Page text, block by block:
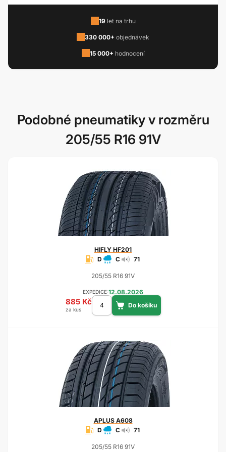
19let na trhu
330 000+ objednávek
15 000+ hodnocení
Podobné pneumatiky v rozměru
205/55 R16 91V
HIFLY HF201
D
C 71
205/55 R16 91V
EXPEDICE:12.08.2026
885 Kč
za kus
APLUSA608
D
C 71
205/55 R16 91V